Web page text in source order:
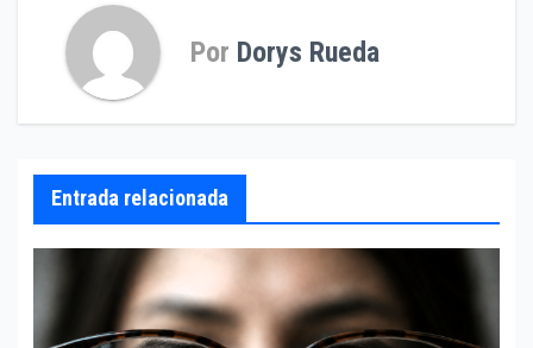
Por Dorys Rueda
Entrada relacionada